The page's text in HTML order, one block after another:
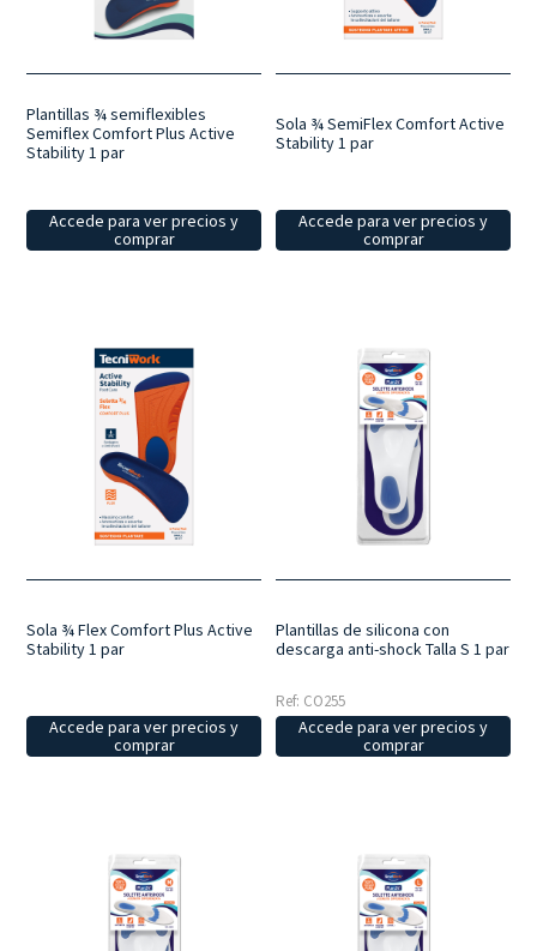
Plantillas ¾ semiflexibles
Semiflex Comfort Plus Active
Stability 1 par
Accede para ver precios y
comprar
Sola ¾ SemiFlex Comfort Active
Stability 1 par
Accede para ver precios y
comprar
Sola ¾ Flex Comfort Plus Active
Stability 1 par
Accede para ver precios y
comprar
Plantillas de silicona con
descarga anti-shock Talla S 1 par
Ref: CO255
Accede para ver precios y
comprar